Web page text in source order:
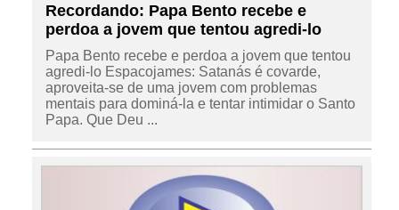
Recordando: Papa Bento recebe e
perdoa a jovem que tentou agredi-lo
Papa Bento recebe e perdoa a jovem que tentou
agredi-lo Espacojames: Satanás é covarde,
aproveita-se de uma jovem com problemas
mentais para dominá-la e tentar intimidar o Santo
Papa. Que Deu ...